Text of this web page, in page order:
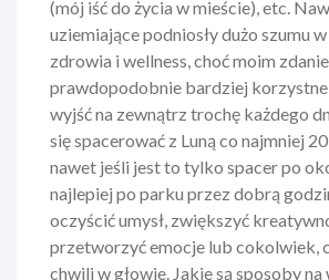
(mój iść do życia w mieście), etc.
uziemiające podniosły dużo szumu
zdrowia i wellness, choć moim
prawdopodobnie bardziej
wyjść na zewnątrz trochę każdego
się spacerować z Luną co najmniej
nawet jeśli jest to tylko spacer po
najlepiej po parku przez dobrą
oczyścić umysł, zwiększyć
przetworzyć emocje lub cokolwiek,
chwili w głowie. Jakie są sposoby